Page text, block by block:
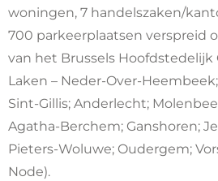
woningen, 7 handelszaken/
700 parkeerplaatsen verspreid
van het Brussels Hoofdstedelijk
Laken – Neder-Over-
Sint‑Gillis; Anderlecht;
Agatha-Berchem; Ganshoren;
Pieters-Woluwe; Oudergem;
Node).